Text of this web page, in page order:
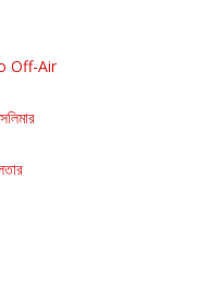
Off-Air